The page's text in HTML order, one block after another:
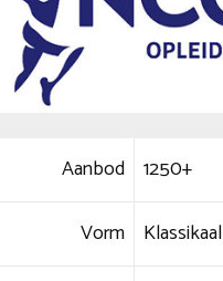
Aanbod 1250+
Vorm Klassikaal